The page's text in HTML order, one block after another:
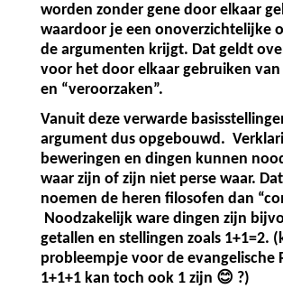
worden zonder gene door elkaar
waardoor je een onoverzichtelijke
de argumenten krijgt. Dat geldt
voor het door elkaar gebruiken van
en “veroorzaken”.
Vanuit deze verwarde
argument dus opgebouwd.
beweringen en dingen kunnen
waar zijn of zijn niet perse waar.
noemen de heren filosofen dan
Noodzakelijk ware dingen zijn
getallen en stellingen zoals 1+1=2.
probleempje voor de evangelische
1+1+1 kan toch ook 1 zijn 😊 ?)